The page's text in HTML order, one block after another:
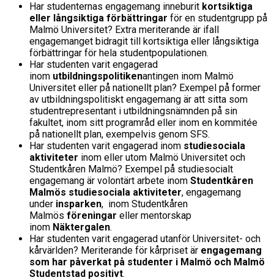
Har studenternas engagemang inneburit kortsiktiga
eller långsiktiga förbättringar för en studentgrupp på
Malmö Universitet? Extra meriterande är ifall
engagemanget bidragit till kortsiktiga eller långsiktiga
förbättringar för hela studentpopulationen.
Har studenten varit engagerad
inom utbildningspolitikenantingen inom Malmö
Universitet eller på nationellt plan? Exempel på former
av utbildningspolitiskt engagemang är att sitta som
studentrepresentant i utbildningsnämnden på sin
fakultet, inom sitt programråd eller inom en kommitée
på nationellt plan, exempelvis genom SFS.
Har studenten varit engagerad inom studiesociala
aktiviteter inom eller utom Malmö Universitet och
Studentkåren Malmö? Exempel på studiesocialt
engagemang är volontärt arbete inom Studentkåren
Malmös studiesociala aktiviteter, engagemang
under insparken, inom Studentkåren
Malmös föreningar eller mentorskap
inom Näktergalen.
Har studenten varit engagerad utanför Universitet- och
kårvärlden? Meriterande för kårpriset är engagemang
som har påverkat på studenter i Malmö och Malmö
Studentstad positivt.